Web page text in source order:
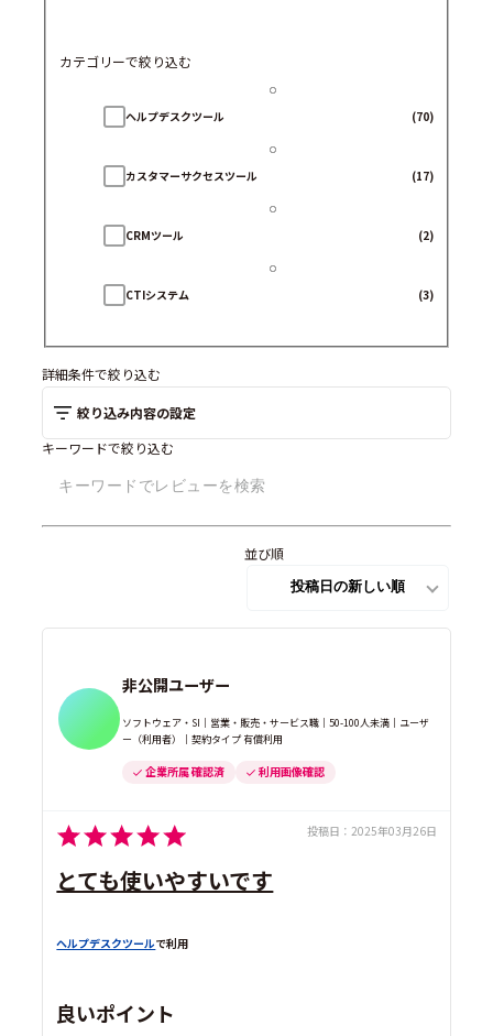
カテゴリーで絞り込む
ヘルプデスクツール (70)
カスタマーサクセスツール (17)
CRMツール (2)
CTIシステム (3)
Webチャットツール
(0)
詳細条件で絞り込む
絞り込み内容の設定
キーワードで絞り込む
並び順
非公開ユーザー
ソフトウェア・SI｜営業・販売・サービス職｜50-100人未満｜ユーザ
ー（利用者）｜契約タイプ 有償利用
企業所属 確認済 利用画像確認
投稿日： 2025年03月26日
とても使いやすいです
ヘルプデスクツールで利用
良いポイント